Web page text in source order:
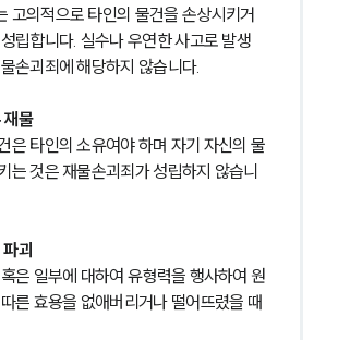
고의적으로 타인의 물건을 손상시키거
립합니다. 실수나 우연한 사고로 발생
손괴죄에 해당하지 않습니다.
물
은 타인의 소유여야 하며 자기 자신의 물
는 것은 재물손괴죄가 성립하지 않습니
괴
은 일부에 대하여 유형력을 행사하여 원
른 효용을 없애버리거나 떨어뜨렸을 때